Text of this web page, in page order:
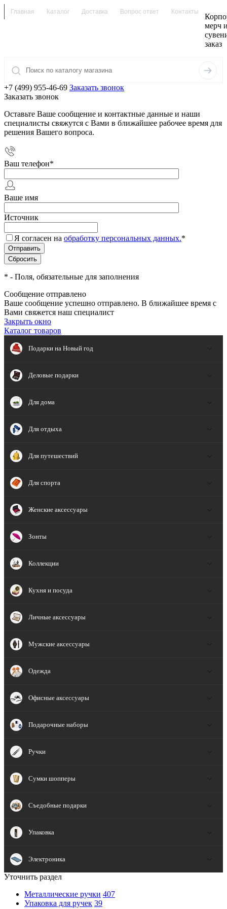
Главная Каталог Доставка Вопрос ответ Контакты
мерч
заказ
+7 (499) 955-46-69 Заказать звонок
Заказать звонок
Оставьте Ваше сообщение и контактные данные и наши
специалисты свяжутся с Вами в ближайшее рабочее время для
решения Вашего вопроса.
Ваш телефон*
Ваше имя
Источник
Я согласен на обработку персональных данных.*
* - Поля, обязательные для заполнения
Сообщение отправлено
Ваше сообщение успешно отправлено. В ближайшее время с
Вами свяжется наш специалист
Закрыть окно
Каталог товаров
Подарки на Новый год
Деловые подарки
Для дома
Для отдыха
Для путешествий
Для спорта
Женские аксессуары
Зонты
Коллекции
Кухня и посуда
Личные аксессуары
Мужские аксессуары
Одежда
Офисные аксессуары
Подарочные наборы
Ручки
Сумки шопперы
Съедобные подарки
Упаковка
Электроника
Уточнить раздел
Металлические ручки 407
Упаковка для ручек 39